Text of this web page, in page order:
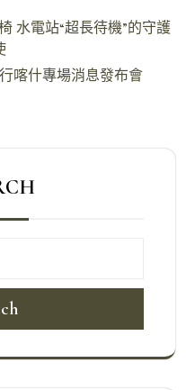
水電站“超長待機”的守護
喀什專場消息發布會